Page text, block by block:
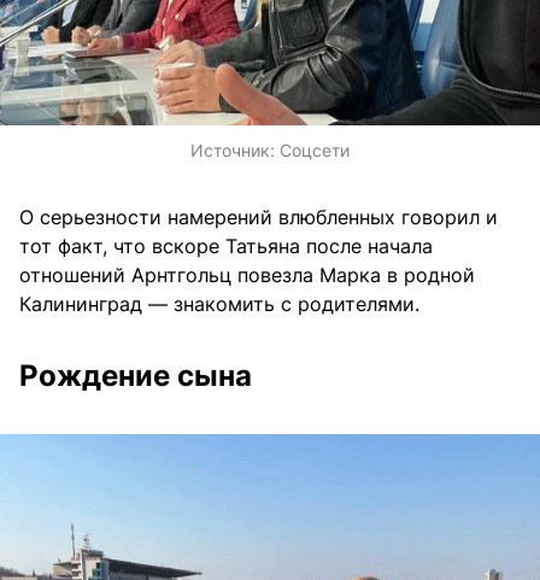
Источник: Соцсети
О серьезности намерений влюбленных говорил и
тот факт, что вскоре Татьяна после начала
отношений Арнтгольц повезла Марка в родной
Калининград — знакомить с родителями.
Рождение сына